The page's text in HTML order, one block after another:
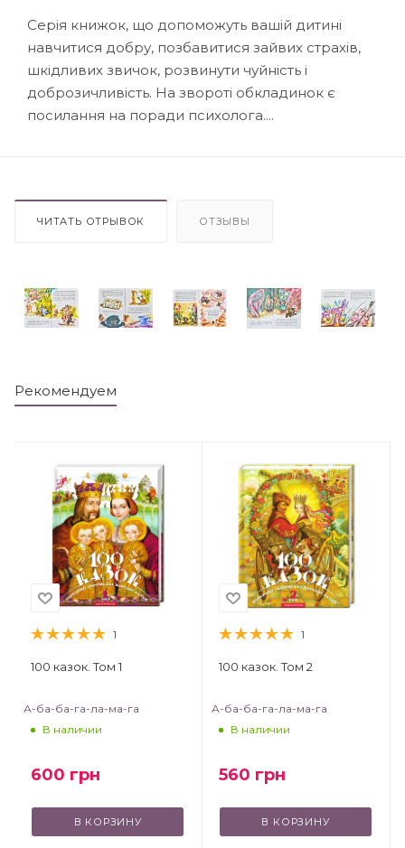
Серія книжок, що допоможуть вашій дитині
навчитися добру, позбавитися зайвих страхів,
шкідливих звичок, розвинути чуйність і
доброзичливість. На звороті обкладинок є
посилання на поради психолога....
ЧИТАТЬ ОТРЫВОК ОТЗЫВЫ
Рекомендуем
1
100 казок. Том 1
А-ба-ба-га-ла-ма-га
В наличии
600 грн
В КОРЗИНУ
1
100 казок. Том 2
А-ба-ба-га-ла-ма-га
В наличии
560 грн
В КОРЗИНУ